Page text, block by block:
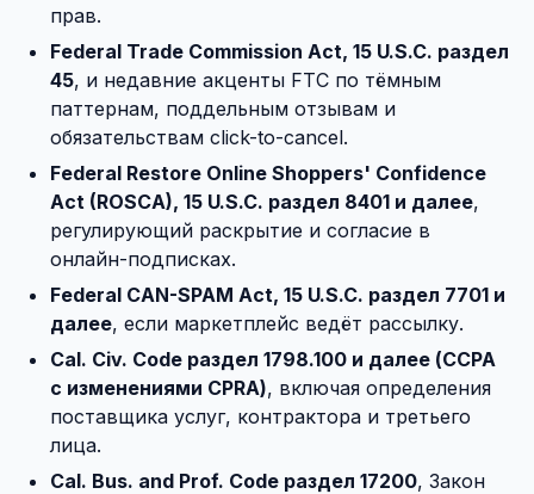
прав.
Federal Trade Commission Act, 15 U.S.C. раздел
45, и недавние акценты FTC по тёмным
паттернам, поддельным отзывам и
обязательствам click-to-cancel.
Federal Restore Online Shoppers' Confidence
Act (ROSCA), 15 U.S.C. раздел 8401 и далее,
регулирующий раскрытие и согласие в
онлайн-подписках.
Federal CAN-SPAM Act, 15 U.S.C. раздел 7701 и
далее, если маркетплейс ведёт рассылку.
Cal. Civ. Code раздел 1798.100 и далее (CCPA
с изменениями CPRA), включая определения
поставщика услуг, контрактора и третьего
лица.
Cal. Bus. and Prof. Code раздел 17200, Закон